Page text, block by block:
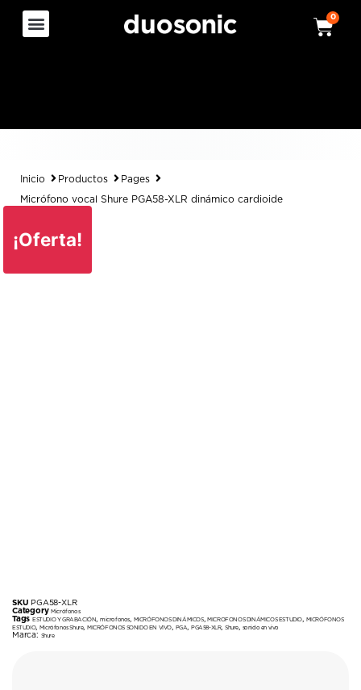
0
Inicio Productos Pages
Micrófono vocal Shure PGA58-XLR dinámico cardioide
¡Oferta!
SKU PGA58-XLR
Category Micrófonos
Tags ESTUDIO Y GRABACIÓN ,microfonos MICRÓFONOS DINÁMICOS,MICROFONOS DINÁMICOS ESTUDIO
MICRÓFONOS
ESTUDIO, Micrófonos Shure,MICRÓFONOS SONIDO EN VIVO PGA ,PGA58-XLR,Shure sonido en vivo
Marca: Shure